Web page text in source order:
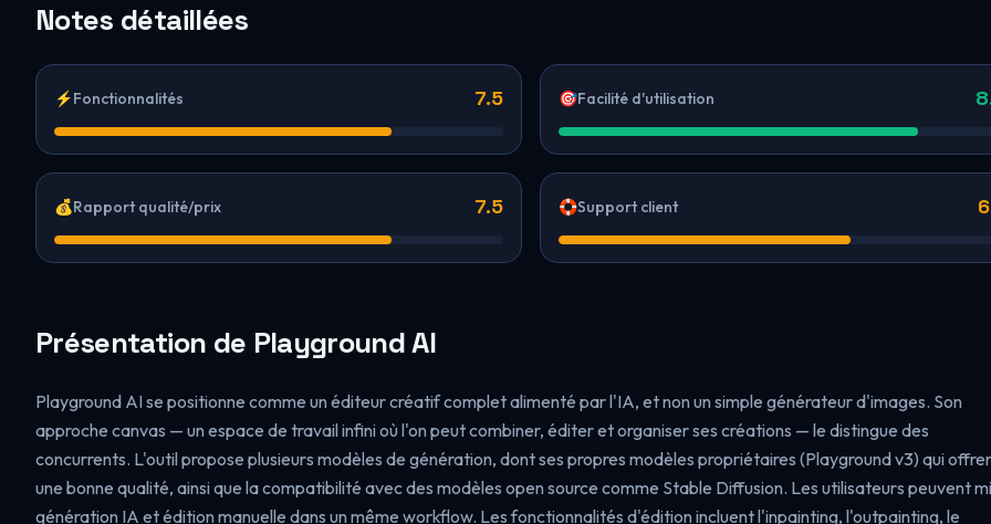
Notes détaillées
⚡Fonctionnalités 7.5 🎯Facilité d'utilisation
💰Rapport qualité/prix 7.5 🛟Support client
Présentation de Playground AI
Playground AI se positionne comme un éditeur créatif complet alimenté par l'IA, et non un simple générateur d'images. Son
approche canvas — un espace de travail infini où l'on peut combiner, éditer et organiser ses créations — le distingue des
concurrents. L'outil propose plusieurs modèles de génération, dont ses propres modèles propriétaires (Playground v3) qui
une bonne qualité, ainsi que la compatibilité avec des modèles open source comme Stable Diffusion. Les utilisateurs peuvent
génération IA et édition manuelle dans un même workflow. Les fonctionnalités d'édition incluent l'inpainting, l'outpainting, le